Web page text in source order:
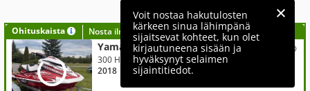
Voit nostaa hakutulosten
kärkeen sinua lähimpänä
sijaitsevat kohteet, kun olet
kirjautuneena sisään ja
hyväksynyt selaimen
sijaintitiedot.
Ohituskaista Nosta ilmoituksesi tähän?
Yamaha GP 1800R SVHO Stage 1
300 Hp
2018